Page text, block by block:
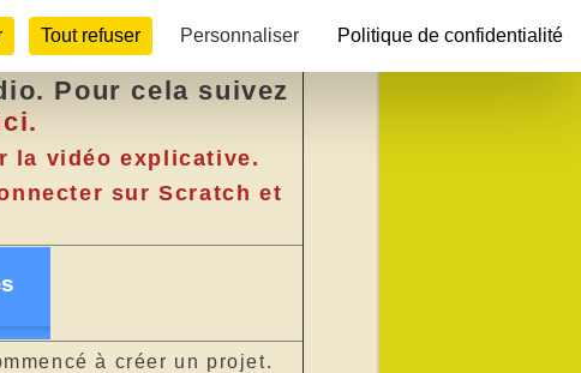
Pour cela suivez
la vidéo explicative.
sur Scratch et
à créer un projet.
Tout refuser Personnaliser Politique de confidentialité